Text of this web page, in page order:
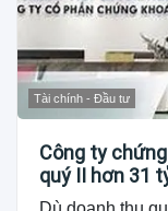
Tài chính - Đầu tư
Công ty
quý II hơn 31